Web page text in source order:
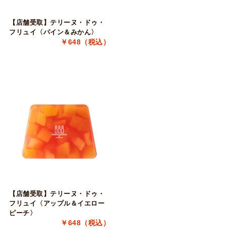
【店舗受取】テリーヌ・ドゥ・
フリュイ〈パイン＆みかん〉
￥648（税込）
【店舗受取】テリーヌ・ドゥ・
フリュイ〈アップル＆イエロー
ピーチ〉
￥648（税込）